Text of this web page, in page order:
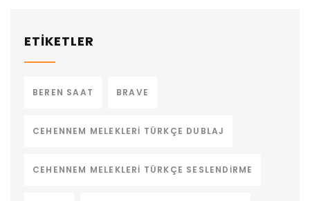
ETİKETLER
BEREN SAAT BRAVE
CEHENNEM MELEKLERI TÜRKÇE DUBLAJ
CEHENNEM MELEKLERI TÜRKÇE SESLENDIRME